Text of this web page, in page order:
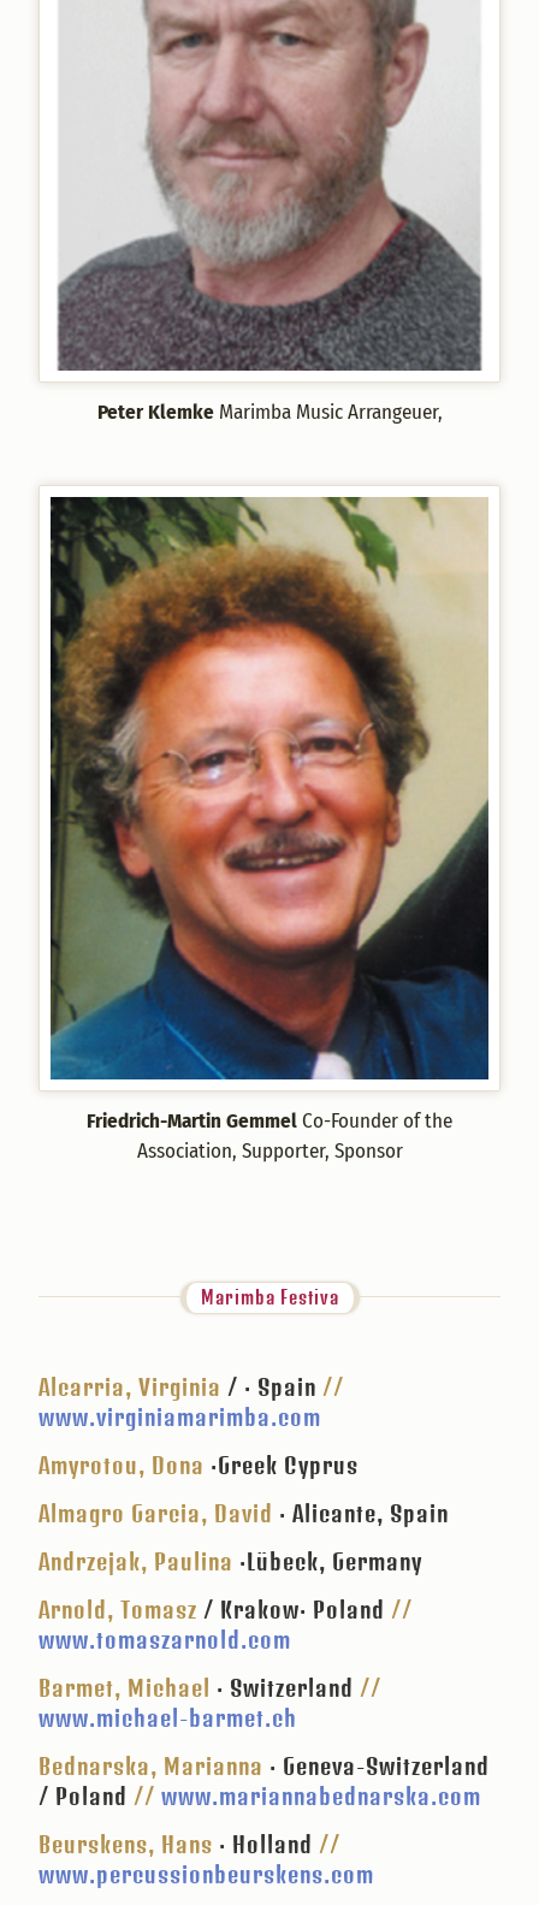
Peter KlemkeMarimba Music Arrangeuer,
Friedrich-Martin GemmelCo-Founder of the
Association, Supporter, Sponsor
Marimba Festiva
Alcarria, Virginia / · Spain //
www.virginiamarimba.com
Amyrotou, Dona ·Greek Cyprus
Almagro Garcia, David · Alicante, Spain
Andrzejak, Paulina ·Lübeck, Germany
Arnold, Tomasz / Krakow· Poland //
www.tomaszarnold.com
Barmet, Michael · Switzerland //
www.michael-barmet.ch
Bednarska, Marianna · Geneva-Switzerland
/ Poland // www.mariannabednarska.com
Beurskens, Hans · Holland //
www.percussionbeurskens.com